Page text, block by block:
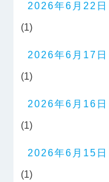
2026年6月22日
(1)
2026年6月17日
(1)
2026年6月16日
(1)
2026年6月15日
(1)